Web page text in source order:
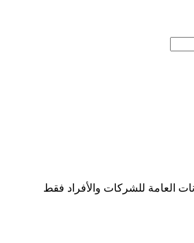
العامة للشركات والأفراد فقط